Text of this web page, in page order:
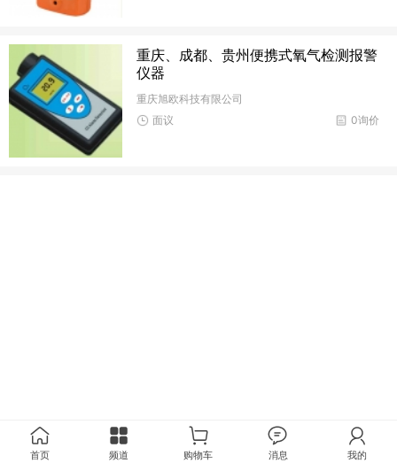
重庆、成都、贵州便携式氧气检测报警
仪器
重庆旭欧科技有限公司
0询价
面议
首页 频道 购物车 消息 我的